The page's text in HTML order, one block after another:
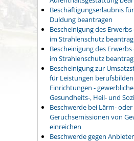
Beschäftigungserlaubnis
Duldung beantragen
Bescheinigung des
im Strahlenschutz
Bescheinigung des
im Strahlenschutz
Bescheinigung zur
für Leistungen
Einrichtungen -
Gesundheits-, Heil- und
Beschwerde bei Lärm- oder
Geruchsemissionen von
einreichen
Beschwerde gegen